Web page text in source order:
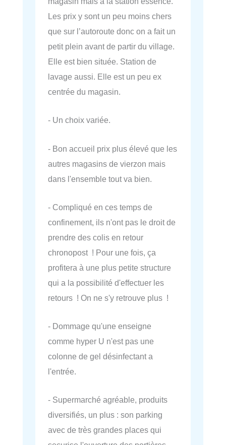
Les prix y sont un peu moins chers
que sur l’autoroute donc on a fait un
petit plein avant de partir du village.
Elle est bien située. Station de
lavage aussi. Elle est un peu ex
centrée du magasin.
- Un choix variée.
- Bon accueil prix plus élevé que les
autres magasins de vierzon mais
dans l'ensemble tout va bien.
- Compliqué en ces temps de
confinement, ils n'ont pas le droit de
prendre des colis en retour
chronopost ! Pour une fois, ça
profitera à une plus petite structure
qui a la possibilité d'effectuer les
retours ! On ne s'y retrouve plus !
- Dommage qu'une enseigne
comme hyper U n'est pas une
colonne de gel désinfectant a
l'entrée.
- Supermarché agréable, produits
diversifiés, un plus : son parking
avec de très grandes places qui